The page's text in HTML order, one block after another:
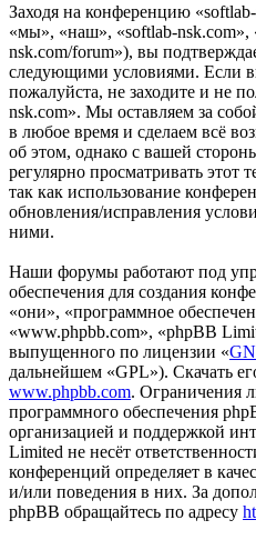
Заходя на конференцию
«мы», «наш», «softlab-nsk.com»,
nsk.com/forum»), вы
следующими условиями. Если
пожалуйста, не заходите и не
nsk.com». Мы оставляем за
в любое время и сделаем всё
об этом, однако с вашей
регулярно просматривать этот
так как использование
обновления/исправления
ними.
Наши форумы работают под
обеспечения для создания
«они», «программное
«www.phpbb.com», «phpBB
выпущенного по лицензии «
дальнейшем «GPL»). Скачать
www.phpbb.com. Ограничения
программного обеспечения
организацией и поддержкой
Limited не несёт
конференций определяет в
и/или поведения в них. За
phpBB обращайтесь по адресу